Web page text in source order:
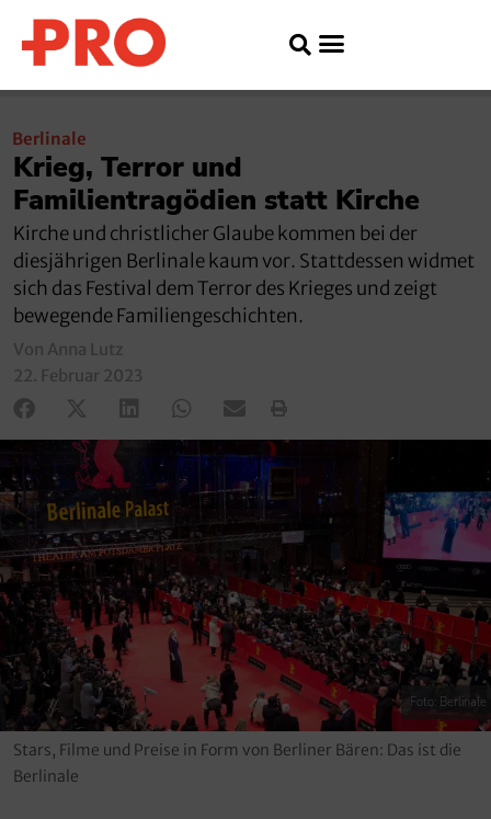
Berlinale
Krieg, Terror und
Familientragödien statt Kirche
Kirche und christlicher Glaube kommen bei der
diesjährigen Berlinale kaum vor. Stattdessen widmet
sich das Festival dem Terror des Krieges und zeigt
bewegende Familiengeschichten.
Von Anna Lutz
22. Februar 2023
Foto: Berlinale
Stars, Filme und Preise in Form von Berliner Bären: Das ist die
Berlinale